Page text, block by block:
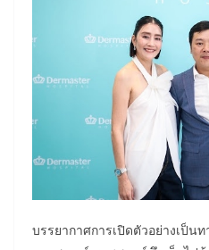
บรรยากาศการเปิดตัวอย่างเป็น